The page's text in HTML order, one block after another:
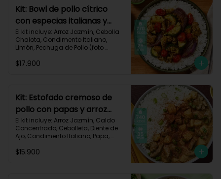
Kit: Bowl de pollo cítrico
con especias italianas y
vegetales asados-135
El kit incluye: Arroz Jazmín, Cebolla
Chalota, Condimento Italiano,
Limón, Pechuga de Pollo (foto
Cherry, Zucchini, Receta Impresa.
$17.900
Kit: Estofado cremoso de
pollo con papas y arroz
jazmín-127
El kit incluye: Arroz Jazmín, Caldo
Concentrado, Cebolleta, Diente de
Ajo, Condimento Italiano, Papa,
160g/p), Queso Crema, Receta
$15.900